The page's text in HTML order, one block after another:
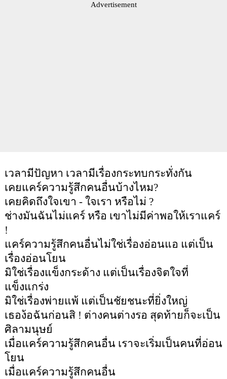
Advertisement
เวลามีปัญหา เวลามีเรื่องกระทบกระทั่งกัน
เคยแคร์ความรู้สึกคนอื่นบ้างไหม?
เคยคิดถึงใจเขา - ใจเรา หรือไม่ ?
ช่างมันฉันไม่แคร์ หรือ เขาไม่มีค่าพอให้เราแคร์
!
แคร์ความรู้สึกคนอื่นไม่ใช่เรื่องอ่อนแอ แต่เป็น
เรื่องอ่อนโยน
มิใช่เรื่องแข็งกระด้าง แต่เป็นเรื่องจิตใจที่
แข็งแกร่ง
มิใช่เรื่องพ่ายแพ้ แต่เป็นชัยชนะที่ยิ่งใหญ่
เธอง้อฉันก่อนสิ ! ต่างคนต่างรอ สุดท้ายก็จะเป็น
ศิลามนุษย์
เมื่อแคร์ความรู้สึกคนอื่น เราจะเริ่มเป็นคนที่อ่อน
โยน
เมื่อแคร์ความรู้สึกคนอื่น